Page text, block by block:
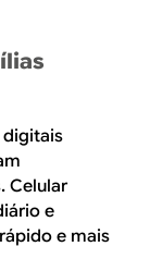
digitais
Celular
e
e mais